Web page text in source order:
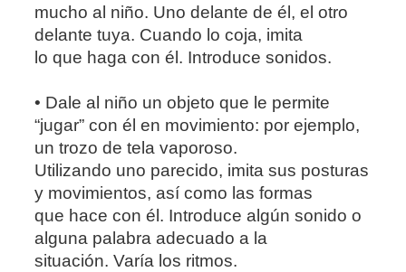
mucho al niño. Uno delante de él, el otro
delante tuya. Cuando lo coja, imita
lo que haga con él. Introduce sonidos.
• Dale al niño un objeto que le permite
“jugar” con él en movimiento: por ejemplo,
un trozo de tela vaporoso.
Utilizando uno parecido, imita sus posturas
y movimientos, así como las formas
que hace con él. Introduce algún sonido o
alguna palabra adecuado a la
situación. Varía los ritmos.